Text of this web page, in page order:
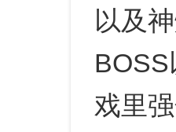
以及
戏里